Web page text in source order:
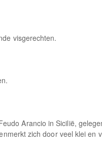
visgerechten.
Arancio in Sicilië,
zich door veel klei en